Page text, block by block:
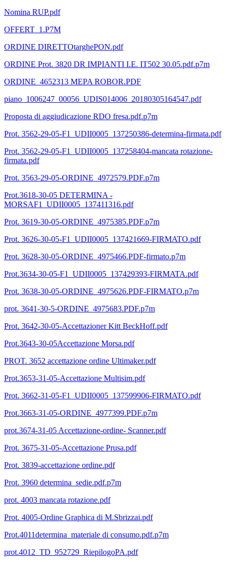
Nomina RUP.pdf
OFFERT_1.P7M
ORDINE DIRETTOtarghePON.pdf
ORDINE Prot. 3820 DR IMPIANTI I.E. IT502 30.05.pdf.p7m
ORDINE_4652313 MEPA ROBOR.PDF
piano_1006247_00056_UDIS014006_20180305164547.pdf
Proposta di aggiudicazione RDO fresa.pdf.p7m
Prot. 3562-29-05-F1_UDII0005_137250386-determina-firmata.pdf
Prot. 3562-29-05-F1_UDII0005_137258404-mancata rotazione-
firmata.pdf
Prot. 3563-29-05-ORDINE_4972579.PDF.p7m
Prot.3618-30-05 DETERMINA -
MORSAF1_UDII0005_137411316.pdf
Prot. 3619-30-05-ORDINE_4975385.PDF.p7m
Prot. 3626-30-05-F1_UDII0005_137421669-FIRMATO.pdf
Prot. 3628-30-05-ORDINE_4975466.PDF-firmato.p7m
Prot.3634-30-05-F1_UDII0005_137429393-FIRMATA.pdf
Prot. 3638-30-05-ORDINE_4975626.PDF-FIRMATO.p7m
prot. 3641-30-5-ORDINE_4975683.PDF.p7m
Prot. 3642-30-05-Accettazioner Kitt BeckHoff.pdf
Prot.3643-30-05Accettazione Morsa.pdf
PROT. 3652 accettazione ordine Ultimaker.pdf
Prot.3653-31-05-Accettazione Multisim.pdf
Prot. 3662-31-05-F1_UDII0005_137599906-FIRMATO.pdf
Prot.3663-31-05-ORDINE_4977399.PDF.p7m
prot.3674-31-05 Accettazione-ordine- Scanner.pdf
Prot. 3675-31-05-Accettazione Prusa.pdf
Prot. 3839-accettazione ordine.pdf
Prot. 3960 determina_sedie.pdf.p7m
prot. 4003 mancata rotazione.pdf
Prot. 4005-Ordine Graphica di M.Sbrizzai.pdf
Prot.4011determina_materiale di consumo.pdf.p7m
prot.4012_TD_952729_RiepilogoPA.pdf